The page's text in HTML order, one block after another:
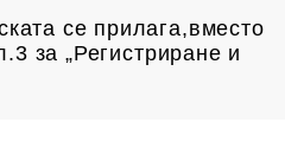
се прилага,вместо
за „Регистриране и